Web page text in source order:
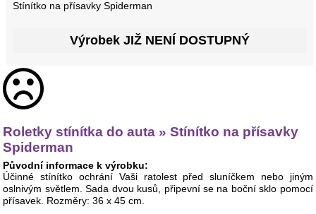
Stínítko na přísavky Spiderman
Výrobek JIŽ NENÍ DOSTUPNÝ
Roletky stínítka do auta » Stínítko na přísavky
Spiderman
Původní informace k výrobku:
Účinné stínítko ochrání Vaši ratolest před sluníčkem nebo jiným
oslnivým světlem. Sada dvou kusů, připevní se na boční sklo pomocí
přísavek. Rozměry: 36 x 45 cm.